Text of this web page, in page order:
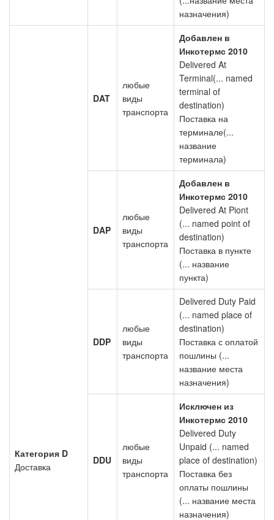
назначения)
Категория D
Доставка
DAT
любые
виды
транспорта
Добавлен в
Инкотермс 2010
Delivered At
Terminal(... named
terminal of
destination)
Поставка на
терминале(...
название
терминала)
DAP
любые
виды
транспорта
Добавлен в
Инкотермс 2010
Delivered At Piont
(... named point of
destination)
Поставка в пункте
(... название
пункта)
DDP
любые
виды
транспорта
Delivered Duty Paid
(... named place of
destination)
Поставка с оплатой
пошлины (...
название места
назначения)
DDU
любые
виды
транспорта
Исключен из
Инкотермс 2010
Delivered Duty
Unpaid (... named
place of destination)
Поставка без
оплаты пошлины
(... название места
назначения)